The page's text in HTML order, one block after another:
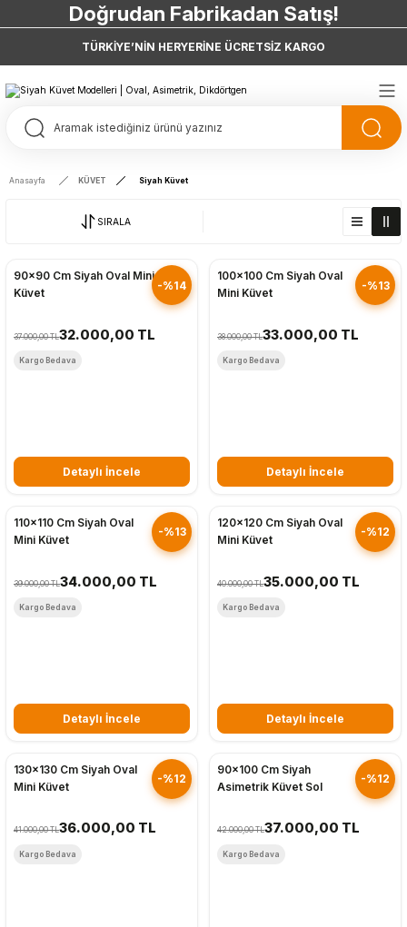
Doğrudan Fabrikadan Satış!
7 Taksit 0 Vade Farkı
Doğrudan Fabrikadan Satış!
TÜRKİYE’NİN HERYERİNE ÜCRETSİZ KARGO
Anasayfa KÜVET Siyah Küvet
SIRALA
-%14
90x90 Cm Siyah Oval Mini
Küvet
37.000,00 TL32.000,00 TL
Kargo Bedava
Detaylı İncele
-%13
100x100 Cm Siyah Oval
Mini Küvet
38.000,00 TL33.000,00 TL
Kargo Bedava
Detaylı İncele
-%13
110x110 Cm Siyah Oval
Mini Küvet
39.000,00 TL34.000,00 TL
Kargo Bedava
Detaylı İncele
-%12
120x120 Cm Siyah Oval
Mini Küvet
40.000,00 TL35.000,00 TL
Kargo Bedava
Detaylı İncele
-%12
130x130 Cm Siyah Oval
Mini Küvet
41.000,00 TL36.000,00 TL
Kargo Bedava
-%12
90x100 Cm Siyah
Asimetrik Küvet Sol
42.000,00 TL37.000,00 TL
Kargo Bedava